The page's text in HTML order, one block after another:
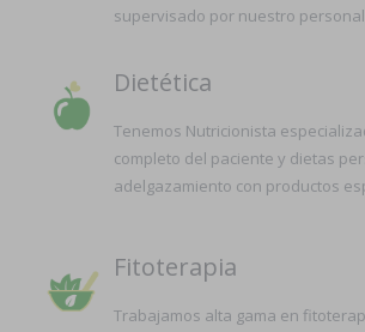
supervisado por nuestro
Dietética
Tenemos Nutricionista
completo del paciente y dietas
adelgazamiento con productos
Fitoterapia
Trabajamos alta gama en